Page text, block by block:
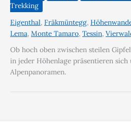
Trekking
Eigenthal, Fräkmüntegg,
Lema, Monte Tamaro, Tessin,
Ob hoch oben zwischen steilen
in jeder Höhenlage präsentieren sich
Alpenpanoramen.